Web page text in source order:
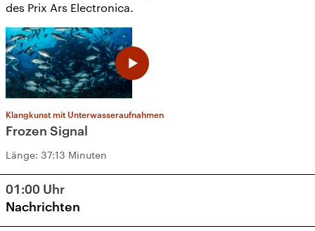
des Prix Ars Electronica.
Klangkunst mit Unterwasseraufnahmen
Frozen Signal
Länge: 37:13 Minuten
01:00 Uhr
Nachrichten